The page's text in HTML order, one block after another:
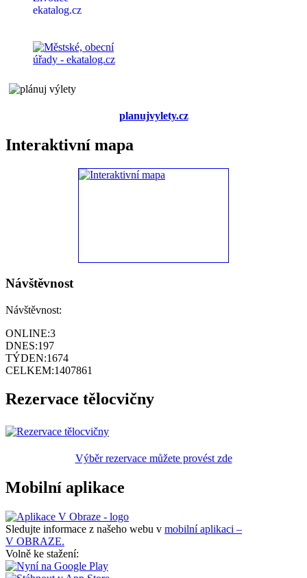
planujvylety.cz
Interaktivní mapa
Návštěvnost
Návštěvnost:
ONLINE:3
DNES:197
TÝDEN:1674
CELKEM:1407861
Rezervace tělocvičny
Výběr rezervace můžete provést zde
Mobilní aplikace
Sledujte informace z našeho webu v mobilní aplikaci –
V OBRAZE.
Volně ke stažení: